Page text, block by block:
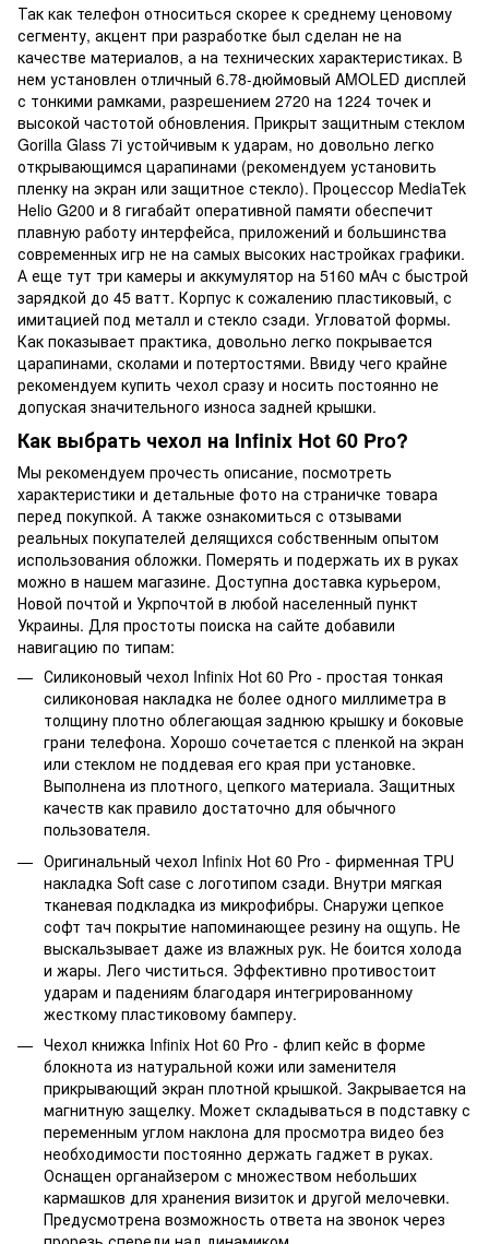
Так как телефон относиться скорее к среднему ценовому
сегменту, акцент при разработке был сделан не на
качестве материалов, а на технических характеристиках. В
нем установлен отличный 6.78-дюймовый AMOLED дисплей
с тонкими рамками, разрешением 2720 на 1224 точек и
высокой частотой обновления. Прикрыт защитным стеклом
Gorilla Glass 7i устойчивым к ударам, но довольно легко
открывающимся царапинами (рекомендуем установить
пленку на экран или защитное стекло). Процессор MediaTek
Helio G200 и 8 гигабайт оперативной памяти обеспечит
плавную работу интерфейса, приложений и большинства
современных игр не на самых высоких настройках графики.
А еще тут три камеры и аккумулятор на 5160 мАч с быстрой
зарядкой до 45 ватт. Корпус к сожалению пластиковый, с
имитацией под металл и стекло сзади. Угловатой формы.
Как показывает практика, довольно легко покрывается
царапинами, сколами и потертостями. Ввиду чего крайне
рекомендуем купить чехол сразу и носить постоянно не
допуская значительного износа задней крышки.
Как выбрать чехол на Infinix Hot 60 Pro?
Мы рекомендуем прочесть описание, посмотреть
характеристики и детальные фото на страничке товара
перед покупкой. А также ознакомиться с отзывами
реальных покупателей делящихся собственным опытом
использования обложки. Померять и подержать их в руках
можно в нашем магазине. Доступна доставка курьером,
Новой почтой и Укрпочтой в любой населенный пункт
Украины. Для простоты поиска на сайте добавили
навигацию по типам:
Силиконовый чехол Infinix Hot 60 Pro - простая тонкая
силиконовая накладка не более одного миллиметра в
толщину плотно облегающая заднюю крышку и боковые
грани телефона. Хорошо сочетается с пленкой на экран
или стеклом не поддевая его края при установке.
Выполнена из плотного, цепкого материала. Защитных
качеств как правило достаточно для обычного
пользователя.
Оригинальный чехол Infinix Hot 60 Pro - фирменная TPU
накладка Soft case с логотипом сзади. Внутри мягкая
тканевая подкладка из микрофибры. Снаружи цепкое
софт тач покрытие напоминающее резину на ощупь. Не
выскальзывает даже из влажных рук. Не боится холода
и жары. Лего чиститься. Эффективно противостоит
ударам и падениям благодаря интегрированному
жесткому пластиковому бамперу.
Чехол книжка Infinix Hot 60 Pro - флип кейс в форме
блокнота из натуральной кожи или заменителя
прикрывающий экран плотной крышкой. Закрывается на
магнитную защелку. Может складываться в подставку с
переменным углом наклона для просмотра видео без
необходимости постоянно держать гаджет в руках.
Оснащен органайзером с множеством небольших
кармашков для хранения визиток и другой мелочевки.
Предусмотрена возможность ответа на звонок через